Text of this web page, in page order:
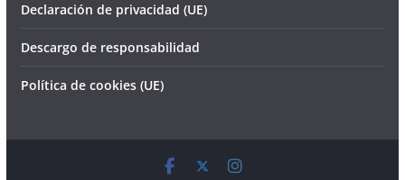
Declaración de privacidad (UE)
Descargo de responsabilidad
Política de cookies (UE)